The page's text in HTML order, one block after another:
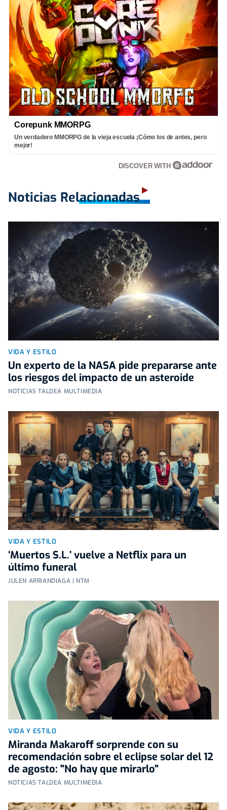
Corepunk MMORPG
Un verdadero MMORPG de la vieja escuela ¡Cómo los de antes, pero
mejor!
DISCOVER WITH
Noticias Relacionadas
VIDA Y ESTILO
Un experto de la NASA pide prepararse ante
los riesgos del impacto de un asteroide
NOTICIAS TALDEA MULTIMEDIA
VIDA Y ESTILO
‘Muertos S.L.’ vuelve a Netflix para un
último funeral
JULEN ARRIANDIAGA | NTM
VIDA Y ESTILO
Miranda Makaroff sorprende con su
recomendación sobre el eclipse solar del 12
de agosto: "No hay que mirarlo"
NOTICIAS TALDEA MULTIMEDIA